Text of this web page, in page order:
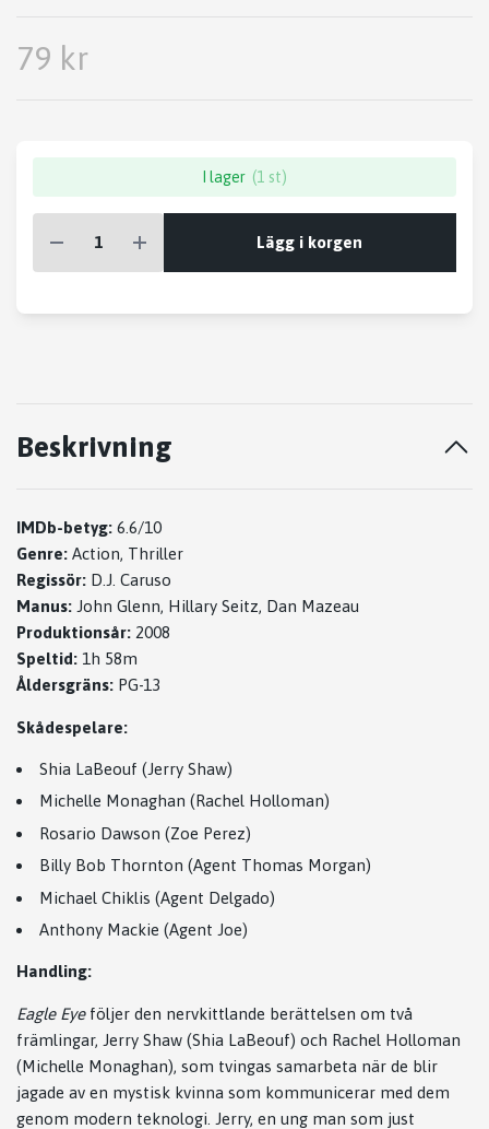
79 kr
I lager (1 st)
Lägg i korgen
Beskrivning
IMDb-betyg: 6.6/10
Genre: Action, Thriller
Regissör: D.J. Caruso
Manus: John Glenn, Hillary Seitz, Dan Mazeau
Produktionsår: 2008
Speltid: 1h 58m
Åldersgräns: PG-13
Skådespelare:
Shia LaBeouf (Jerry Shaw)
Michelle Monaghan (Rachel Holloman)
Rosario Dawson (Zoe Perez)
Billy Bob Thornton (Agent Thomas Morgan)
Michael Chiklis (Agent Delgado)
Anthony Mackie (Agent Joe)
Handling:
Eagle Eyeföljer den nervkittlande berättelsen om två
främlingar, Jerry Shaw (Shia LaBeouf) och Rachel Holloman
(Michelle Monaghan), som tvingas samarbeta när de blir
jagade av en mystisk kvinna som kommunicerar med dem
genom modern teknologi. Jerry, en ung man som just